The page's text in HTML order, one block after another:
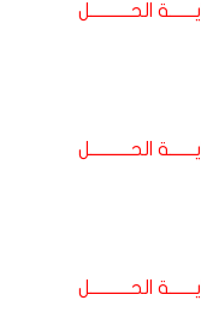
ايـــــــة الحـــــــــــل
ايـــــــة الحـــــــــــل
ايـــــــة الحـــــــــــل